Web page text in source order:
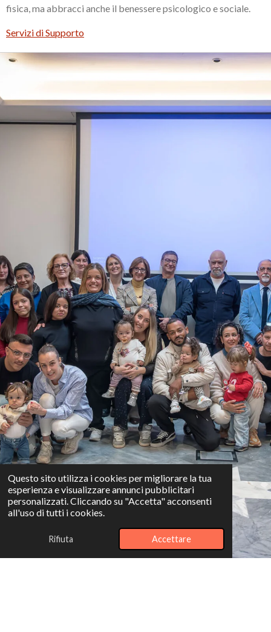
Questo sito utilizza i cookies per migliorare la tua
esperienza e visualizzare annunci pubblicitari
personalizzati. Cliccando su "Accetta" acconsenti
all'uso di tutti i cookies.
Rifiuta Accettare
fisica, ma abbracci anche il benessere psicologico e sociale.
Servizi di Supporto